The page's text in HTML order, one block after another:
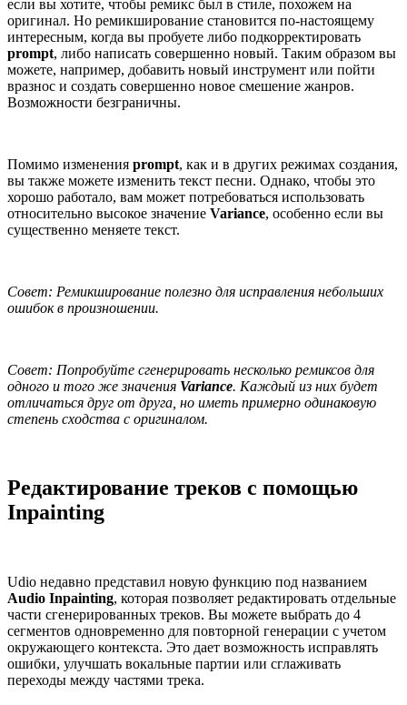
если вы хотите, чтобы ремикс был в стиле, похожем на
оригинал. Но ремикширование становится по-настоящему
интересным, когда вы пробуете либо подкорректировать
prompt, либо написать совершенно новый. Таким образом вы
можете, например, добавить новый инструмент или пойти
вразнос и создать совершенно новое смешение жанров.
Возможности безграничны.
Помимо изменения prompt, как и в других режимах создания,
вы также можете изменить текст песни. Однако, чтобы это
хорошо работало, вам может потребоваться использовать
относительно высокое значение Variance, особенно если вы
существенно меняете текст.
Совет: Ремикширование полезно для исправления небольших
ошибок в произношении.
Совет: Попробуйте сгенерировать несколько ремиксов для
одного и того же значения Variance. Каждый из них будет
отличаться друг от друга, но иметь примерно одинаковую
степень сходства с оригиналом.
Редактирование треков с помощью
Inpainting
Udio недавно представил новую функцию под названием
Audio Inpainting, которая позволяет редактировать отдельные
части сгенерированных треков. Вы можете выбрать до 4
сегментов одновременно для повторной генерации с учетом
окружающего контекста. Это дает возможность исправлять
ошибки, улучшать вокальные партии или сглаживать
переходы между частями трека.